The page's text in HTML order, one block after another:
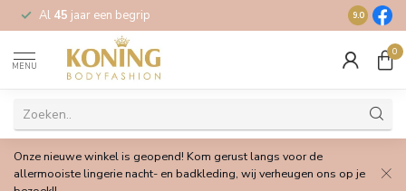
Al 45 jaar een begrip Gratis
9.0
MENU
0
Onze nieuwe winkel is geopend! Kom gerust langs voor de
allermooiste lingerie nacht- en badkleding, wij verheugen ons op je